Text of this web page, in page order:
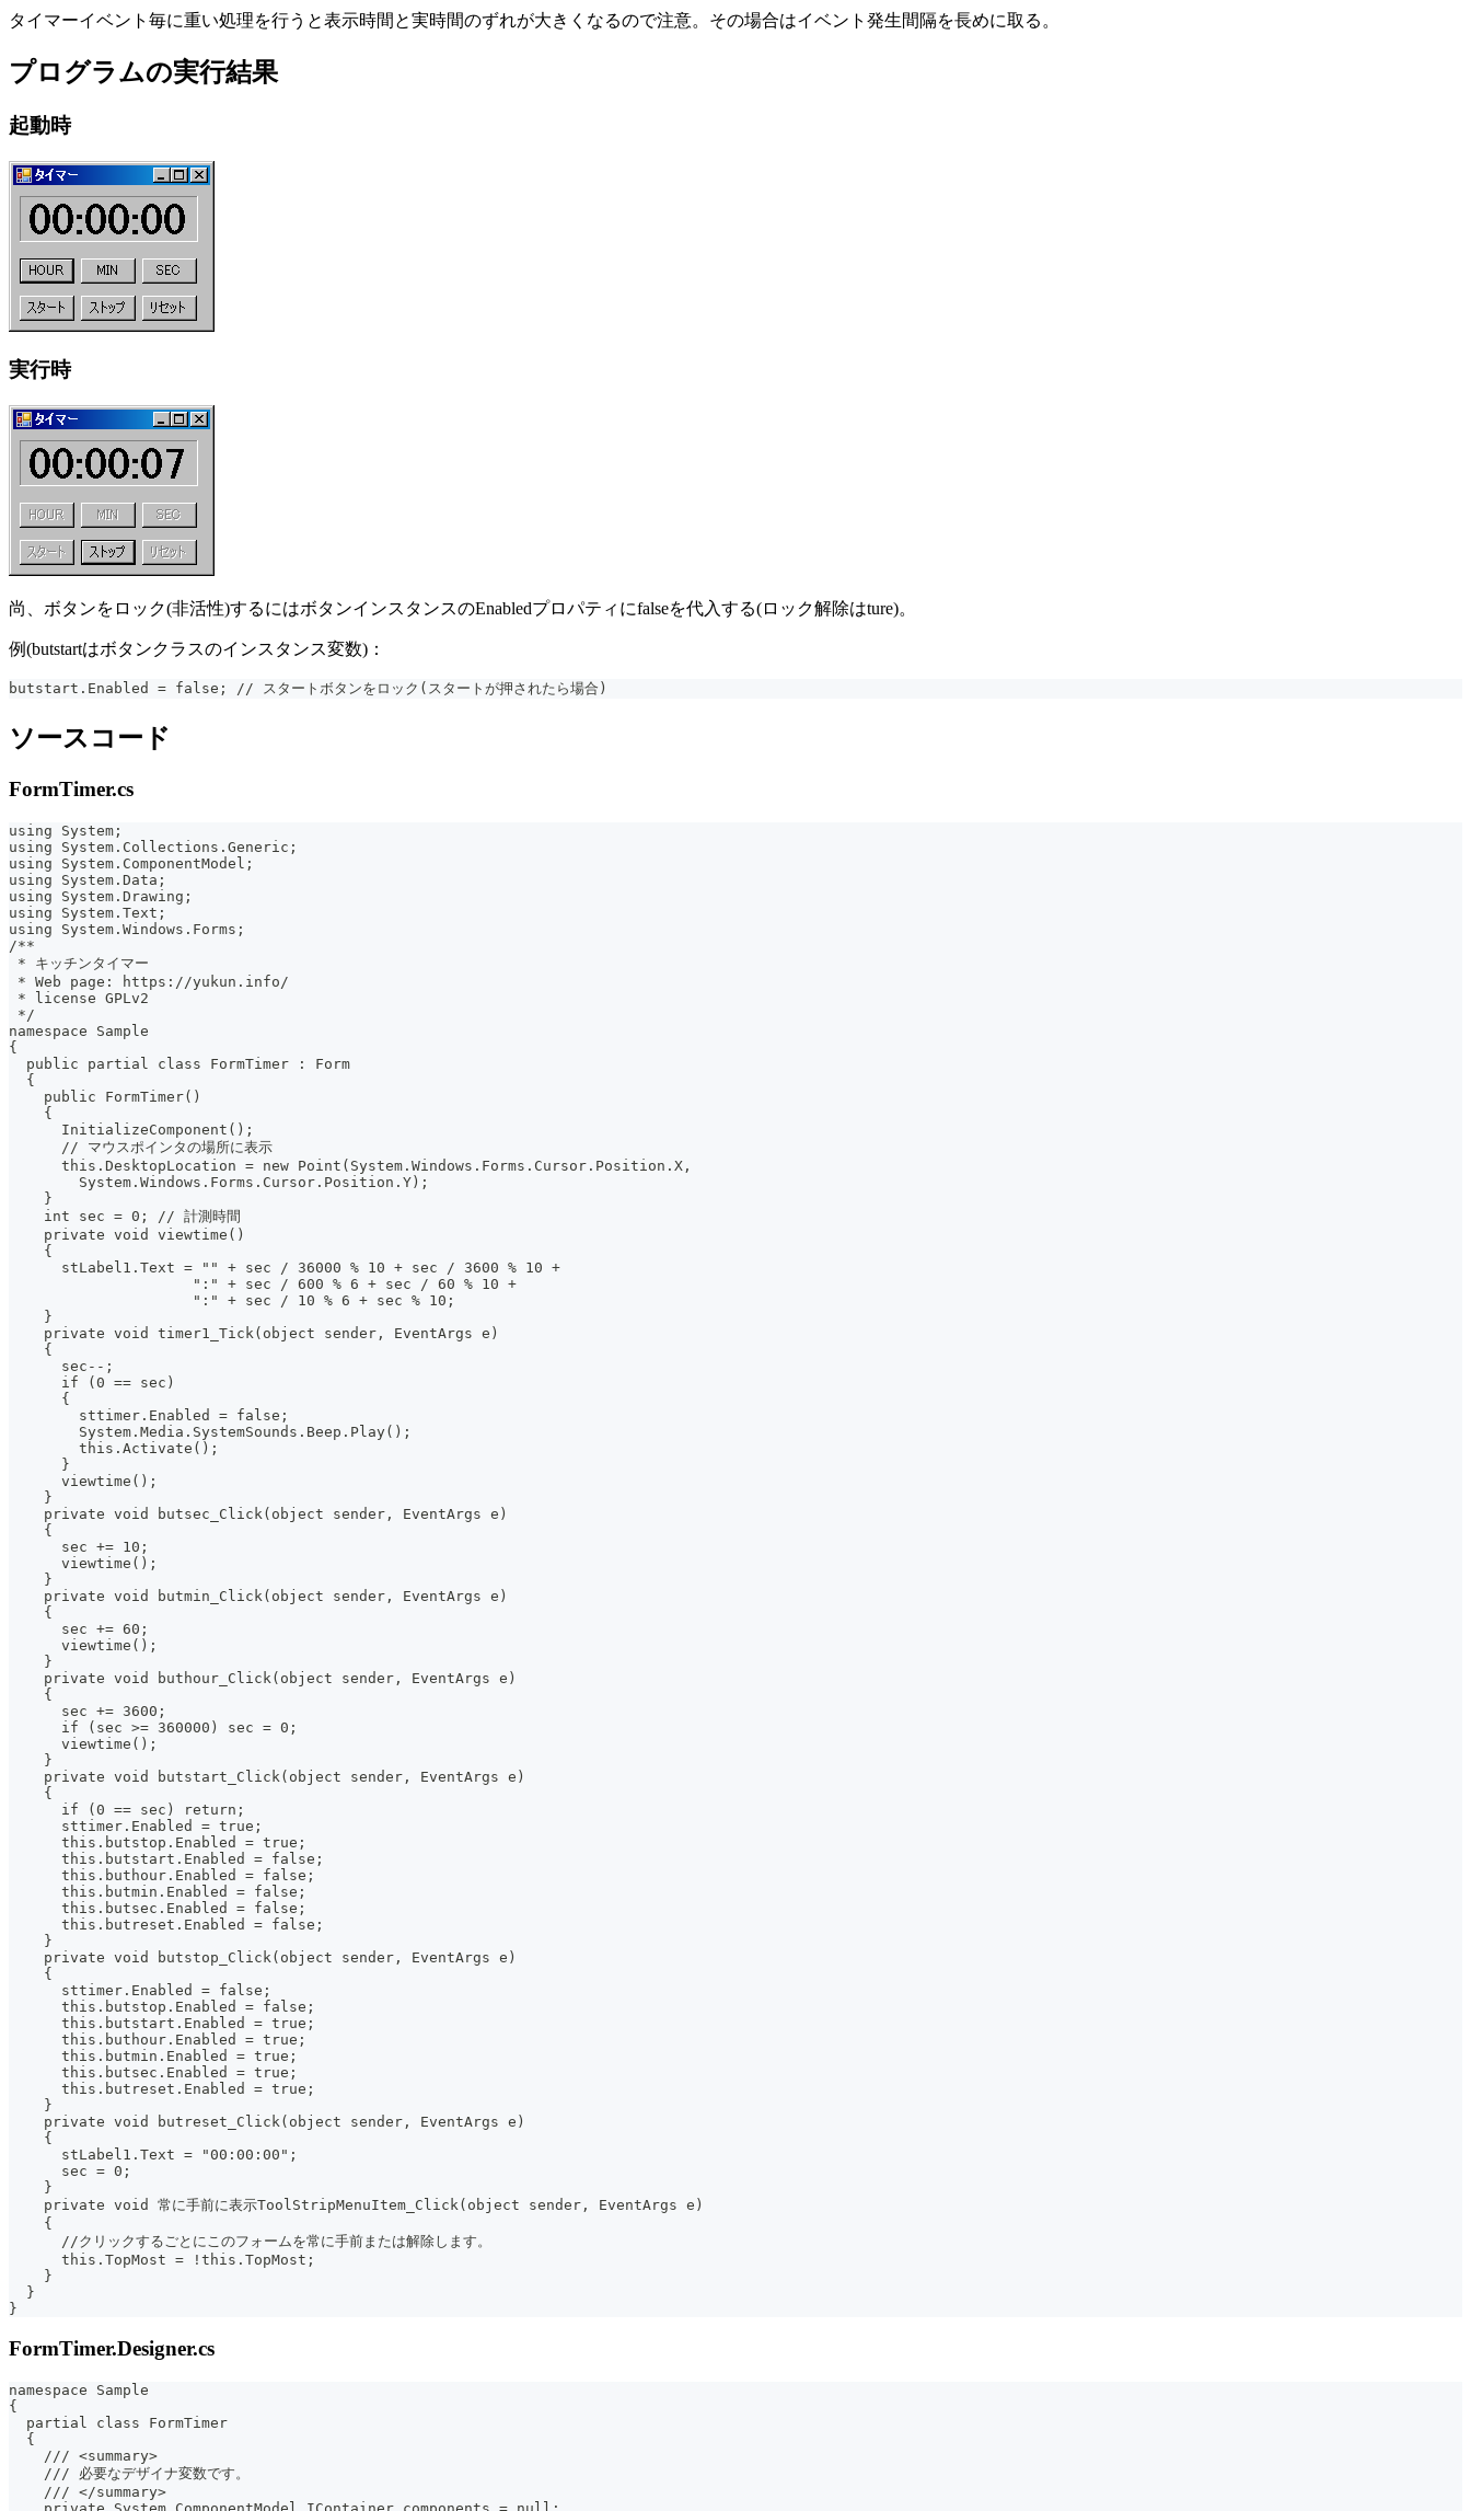
タイマーイベント毎に重い処理を行うと表示時間と実時間のずれが大きくなるので注意。その場合はイベント発生間隔を長めに取る。
プログラムの実行結果
起動時
実行時
尚、ボタンをロック(非活性)するにはボタンインスタンスのEnabledプロパティにfalseを代入する(ロック解除はture)。
例(butstartはボタンクラスのインスタンス変数)：
butstart.Enabled = false; // スタートボタンをロック(スタートが押されたら場合)
ソースコード
FormTimer.cs
using System;
using System.Collections.Generic;
using System.ComponentModel;
using System.Data;
using System.Drawing;
using System.Text;
using System.Windows.Forms;
/**
* キッチンタイマー
* Web page: https://yukun.info/
* license GPLv2
*/
namespace Sample
{
  public partial class FormTimer : Form
  {
    public FormTimer()
    {
      InitializeComponent();
      // マウスポインタの場所に表示
      this.DesktopLocation = new Point(System.Windows.Forms.Cursor.Position.X,
        System.Windows.Forms.Cursor.Position.Y);
    }
    int sec = 0; // 計測時間
    private void viewtime()
    {
      stLabel1.Text = "" + sec / 36000 % 10 + sec / 3600 % 10 +
                     ":" + sec / 600 % 6 + sec / 60 % 10 +
                     ":" + sec / 10 % 6 + sec % 10;
    }
    private void timer1_Tick(object sender, EventArgs e)
    {
      sec--;
      if (0 == sec)
      {
        sttimer.Enabled = false;
        System.Media.SystemSounds.Beep.Play();
        this.Activate();
      }
      viewtime();
    }
    private void butsec_Click(object sender, EventArgs e)
    {
      sec += 10;
      viewtime();
    }
    private void butmin_Click(object sender, EventArgs e)
    {
      sec += 60;
      viewtime();
    }
    private void buthour_Click(object sender, EventArgs e)
    {
      sec += 3600;
      if (sec >= 360000) sec = 0;
      viewtime();
    }
    private void butstart_Click(object sender, EventArgs e)
    {
      if (0 == sec) return;
      sttimer.Enabled = true;
      this.butstop.Enabled = true;
      this.butstart.Enabled = false;
      this.buthour.Enabled = false;
      this.butmin.Enabled = false;
      this.butsec.Enabled = false;
      this.butreset.Enabled = false;
    }
    private void butstop_Click(object sender, EventArgs e)
    {
      sttimer.Enabled = false;
      this.butstop.Enabled = false;
      this.butstart.Enabled = true;
      this.buthour.Enabled = true;
      this.butmin.Enabled = true;
      this.butsec.Enabled = true;
      this.butreset.Enabled = true;
    }
    private void butreset_Click(object sender, EventArgs e)
    {
      stLabel1.Text = "00:00:00";
      sec = 0;
    }
    private void 常に手前に表示ToolStripMenuItem_Click(object sender, EventArgs e)
    {
      //クリックするごとにこのフォームを常に手前または解除します。
      this.TopMost = !this.TopMost;
    }
  }
}
FormTimer.Designer.cs
namespace Sample
{
  partial class FormTimer
  {
    /// <summary>
    /// 必要なデザイナ変数です。
    /// </summary>